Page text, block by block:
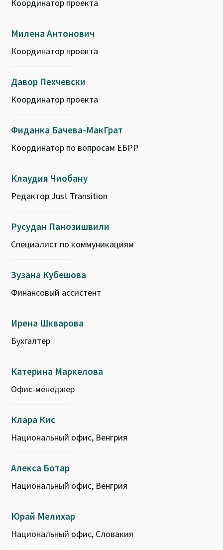
Координатор проекта
Милена Антонович
Координатор проекта
Давор Пехчевски
Координатор проекта
Фиданка Бачева-МакГрат
Координатор по вопросам ЕБРР
Клаудия Чиобану
Редактор Just Transition
Русудан Панозишвили
Специалист по коммуникациям
Зузана Кубешова
Финансовый ассистент
Ирена Шкварова
Бухгалтер
Катерина Маркелова
Офис-менеджер
Клара Кис
Национальный офис, Венгрия
Алекса Ботар
Национальный офис, Венгрия
Юрай Мелихар
Национальный офис, Словакия